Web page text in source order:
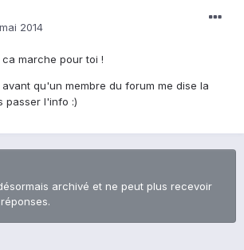
2014
marche pour toi !
qu'un membre du forum me dise la
passer l'info :)
archivé et ne peut plus recevoir